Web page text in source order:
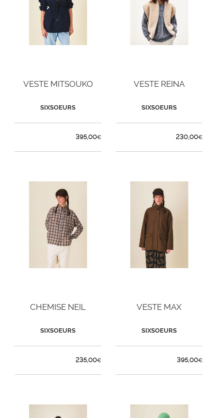
VESTE MITSOUKO
SIXSOEURS
395,00€
VESTE REINA
SIXSOEURS
230,00€
CHEMISE NEIL
SIXSOEURS
235,00€
VESTE MAX
SIXSOEURS
395,00€